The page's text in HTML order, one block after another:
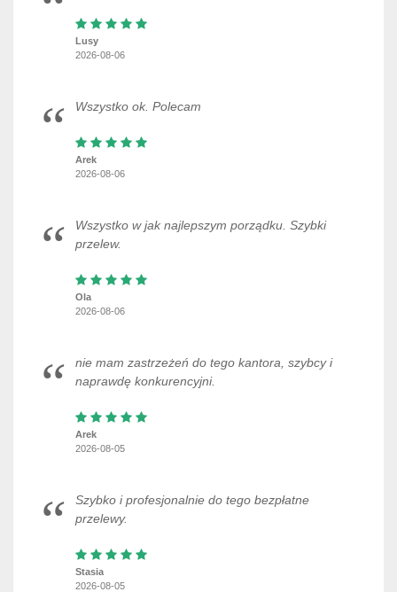
Lusy
2026-08-06
Wszystko ok. Polecam
Arek
2026-08-06
Wszystko w jak najlepszym porządku. Szybki
przelew.
Ola
2026-08-06
nie mam zastrzeżeń do tego kantora, szybcy i
naprawdę konkurencyjni.
Arek
2026-08-05
Szybko i profesjonalnie do tego bezpłatne
przelewy.
Stasia
2026-08-05